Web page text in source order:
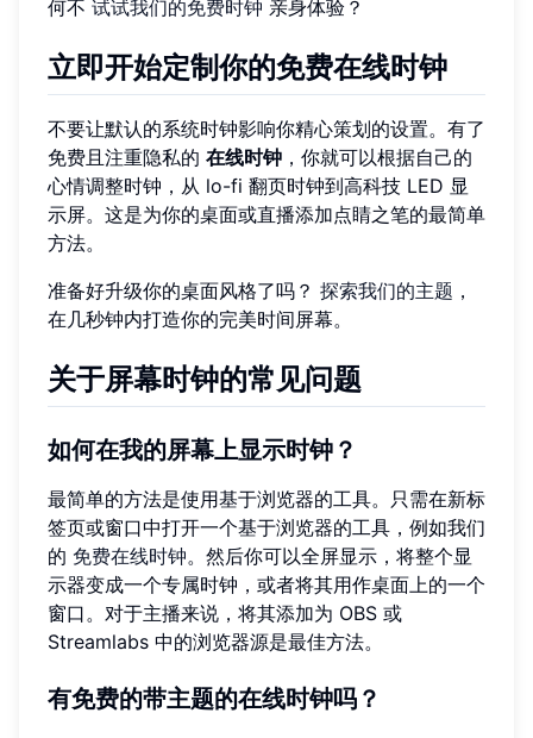
何不 试试我们的免费时钟 亲身体验？
立即开始定制你的免费在线时钟
不要让默认的系统时钟影响你精心策划的设置。有了
免费且注重隐私的 在线时钟 ，你就可以根据自己的
心情调整时钟，从 lo-fi 翻页时钟到高科技 LED 显
示屏。这是为你的桌面或直播添加点睛之笔的最简单
方法。
准备好升级你的桌面风格了吗？ 探索我们的主题 ，
在几秒钟内打造你的完美时间屏幕。
关于屏幕时钟的常见问题
如何在我的屏幕上显示时钟？
最简单的方法是使用基于浏览器的工具。只需在新标
签页或窗口中打开一个基于浏览器的工具，例如我们
的 免费在线时钟。然后你可以全屏显示，将整个显
示器变成一个专属时钟，或者将其用作桌面上的一个
窗口。对于主播来说，将其添加为 OBS 或
Streamlabs 中的浏览器源是最佳方法。
有免费的带主题的在线时钟吗？